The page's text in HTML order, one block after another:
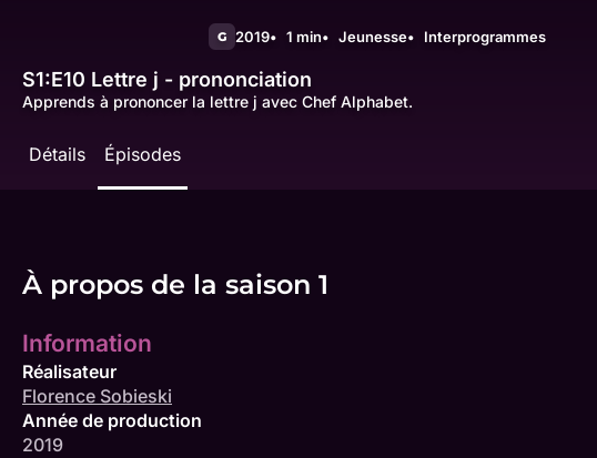
G 2019 1 min Jeunesse Interprogrammes
S1:E10 Lettre j - prononciation
Apprends à prononcer la lettre j avec Chef Alphabet.
Détails Épisodes
À propos de la saison 1
Information
Réalisateur
Florence Sobieski
Année de production
2019